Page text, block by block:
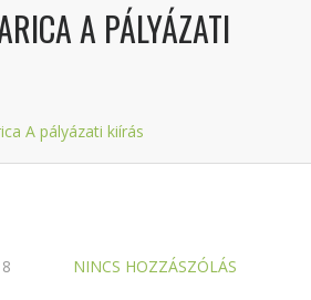
A PÁLYÁZATI
A pályázati kiírás
NINCS HOZZÁSZÓLÁS